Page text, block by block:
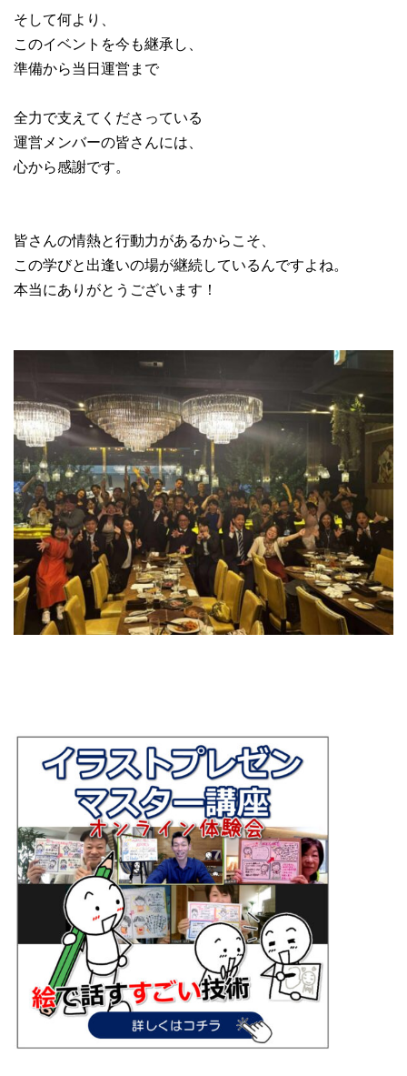
そして何より、
このイベントを今も継承し、
準備から当日運営まで
全力で支えてくださっている
運営メンバーの皆さんには、
心から感謝です。
皆さんの情熱と行動力があるからこそ、
この学びと出逢いの場が継続しているんですよね。
本当にありがとうございます！